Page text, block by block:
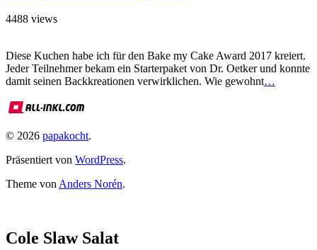
4488 views
Diese Kuchen habe ich für den Bake my Cake Award 2017 kreiert.
Jeder Teilnehmer bekam ein Starterpaket von Dr. Oetker und konnte
damit seinen Backkreationen verwirklichen. Wie gewohnt…
© 2026 papakocht.
Präsentiert von WordPress.
Theme vonAnders Norén.
Cole Slaw Salat